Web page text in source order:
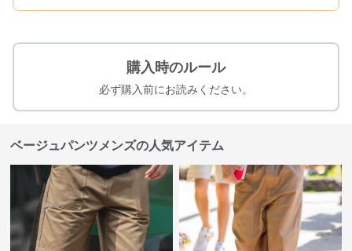
購入時のルール
必ず購入前にお読みください。
ベージュパンツメンズの人気アイテム